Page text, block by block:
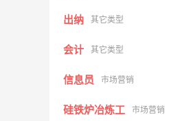
出纳 其它类型
会计 其它类型
信息员 市场营销
硅铁炉冶炼工 市场营销